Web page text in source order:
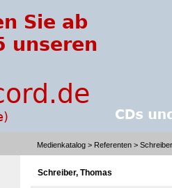
Medienkatalog > Referenten >
Schreiber, Thomas